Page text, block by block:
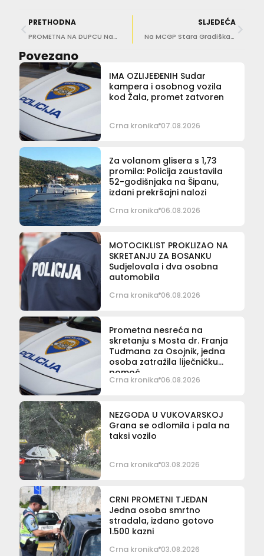
PRETHODNA
PROMETNA NA DUPCU Nastala materijalna šteta
SLJEDEĆA
Na MCGP Stara Gradiška uhićen 30-godišnjak osumnjičen za iznudu!
Povezano
IMA OZLIJEĐENIH Sudar
kampera i osobnog vozila
kod Žala, promet zatvoren
Crna kronika 07.08.2026
Za volanom glisera s 1,73
promila: Policija zaustavila
52-godišnjaka na Šipanu,
izdani prekršajni nalozi
Crna kronika 06.08.2026
MOTOCIKLIST PROKLIZAO NA
SKRETANJU ZA BOSANKU
Sudjelovala i dva osobna
automobila
Crna kronika 06.08.2026
Prometna nesreća na
skretanju s Mosta dr. Franja
Tuđmana za Osojnik, jedna
osoba zatražila liječničku
pomoć
Crna kronika 06.08.2026
NEZGODA U VUKOVARSKOJ
Grana se odlomila i pala na
taksi vozilo
Crna kronika 03.08.2026
CRNI PROMETNI TJEDAN
Jedna osoba smrtno
stradala, izdano gotovo
1.500 kazni
Crna kronika 03.08.2026